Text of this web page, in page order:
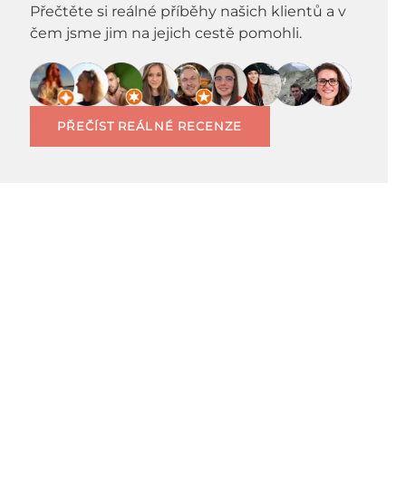
Přečtěte si reálné příběhy našich klientů a v
čem jsme jim na jejich cestě pomohli.
PŘEČÍST REÁLNÉ RECENZE